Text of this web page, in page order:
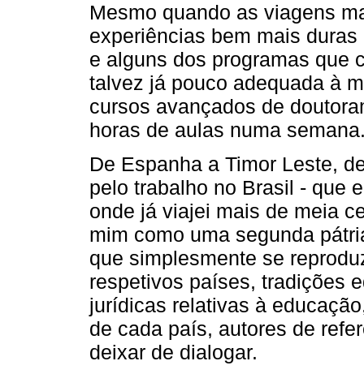
Mesmo quando as viagens
experiências bem mais
e alguns dos programas que
talvez já pouco adequada à
cursos avançados de
horas de aulas numa
De Espanha a Timor Leste,
pelo trabalho no Brasil - que
onde já viajei mais de meia
mim como uma segunda
que simplesmente se
respetivos países, tradições
jurídicas relativas à
de cada país, autores de
deixar de dialogar.